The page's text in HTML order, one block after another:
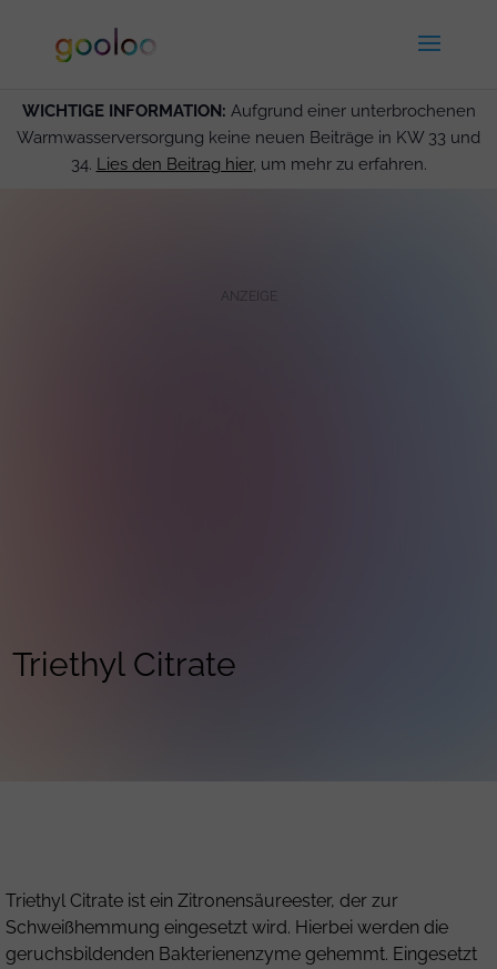
WICHTIGE INFORMATION: Aufgrund einer unterbrochenen
Warmwasserversorgung keine neuen Beiträge in KW 33 und
34. Lies den Beitrag hier, um mehr zu erfahren.
Triethyl Citrate
Triethyl Citrate ist ein Zitronensäureester, der zur
Schweißhemmung eingesetzt wird. Hierbei werden die
geruchsbildenden Bakterienenzyme gehemmt. Eingesetzt